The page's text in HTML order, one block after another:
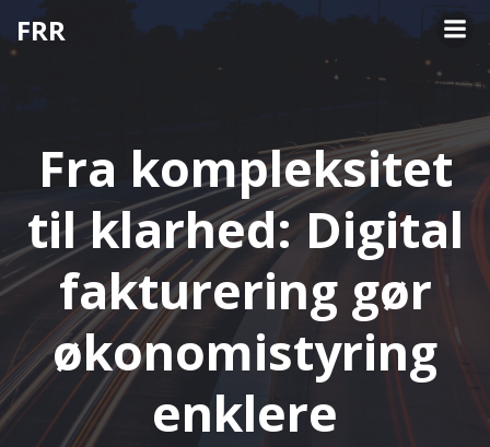
Videre
FRR
Fra kompleksitet
til klarhed: Digital
fakturering gør
økonomistyring
enklere